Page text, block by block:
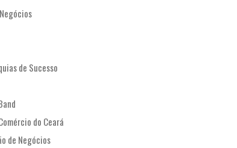
de Sucesso
do Ceará
de Negócios